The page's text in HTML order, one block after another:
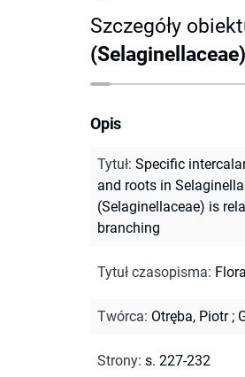
Szczegóły
Opis
Tytuł: Specific
and roots in
(Selaginellaceae) is
branching
Tytuł czasopisma: Flora
Twórca: Otręba, Piotr;
Strony: s. 227-232